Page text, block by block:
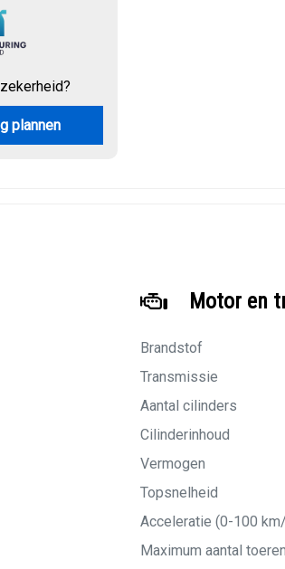
plannen
Motor en
Brandstof
Transmissie
Aantal cilinders
Cilinderinhoud
Vermogen
Topsnelheid
Acceleratie (0-100
Maximum aantal